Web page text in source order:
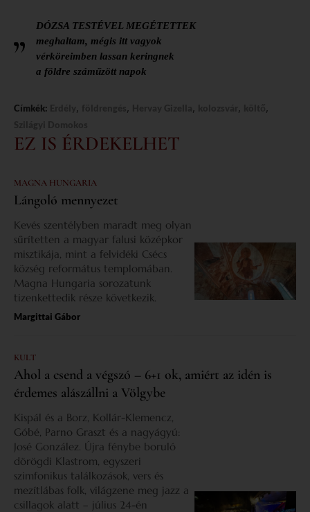
DÓZSA TESTÉVEL MEGÉTETTEK
meghaltam, mégis itt vagyok
vérköreimben lassan keringnek
a földre száműzött napok
Címkék: , , , , ,
EZ IS ÉRDEKELHET
MAGNA HUNGARIA
Lángoló mennyezet
Kevés szentélyben maradt meg olyan
sűrítetten a magyar falusi középkor
misztikája, mint a felvidéki Csécs
község református templomában.
Magna Hungaria sorozatunk
tizenkettedik része következik.
Margittai Gábor
KULT
Ahol a csend a végszó – 6+1 ok, amiért az idén is
érdemes alászállni a Völgybe
Kispál és a Borz, Kollár-Klemencz,
Góbé, Parno Graszt és a nagyágyú:
José González. Újra fénybe boruló
dörögdi Klastrom, egyszeri
szimfonikus találkozások, vers és
mezítlábas folk, világzene meg jazz a
csillagok alatt – július 24-én